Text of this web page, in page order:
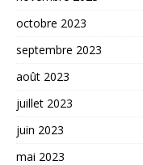
octobre 2023
septembre 2023
août 2023
juillet 2023
juin 2023
mai 2023